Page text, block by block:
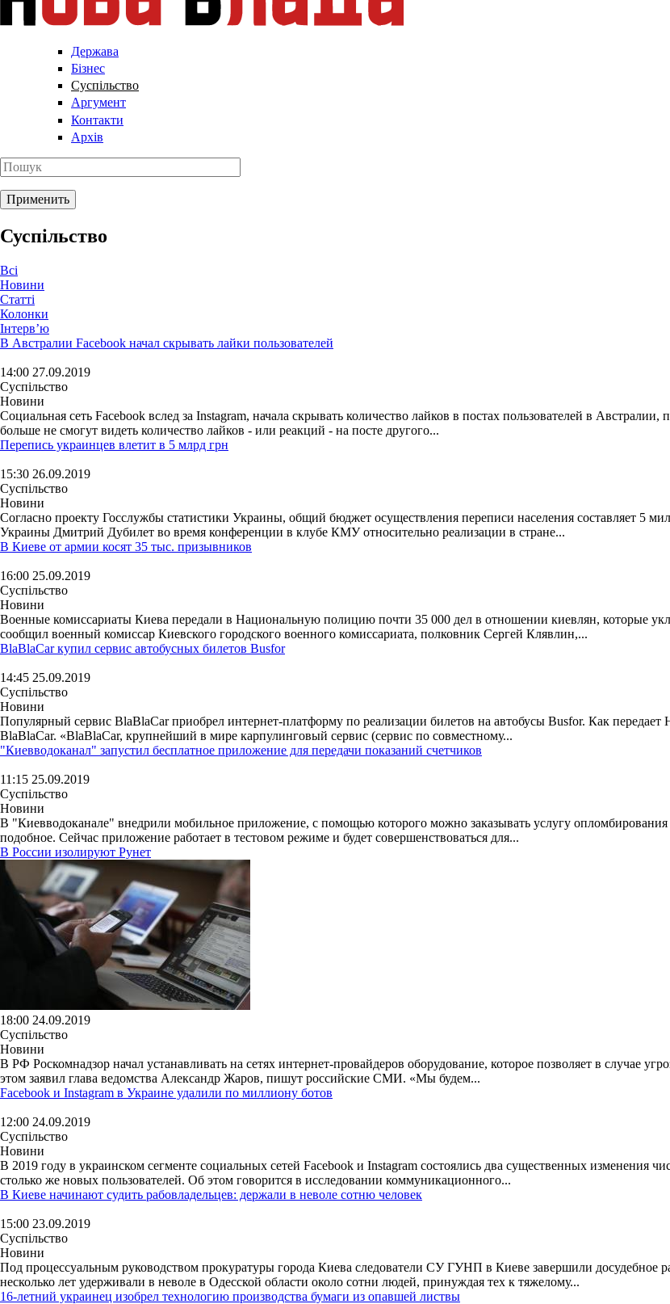
Держава
Бізнес
Суспільство
Аргумент
Контакти
Архів
Суспільство
Всі
Новини
Статті
Колонки
Інтерв’ю
В Австралии Facebook начал скрывать лайки пользователей
14:00 27.09.2019
Суспільство
Новини
Социальная сеть Facebook вслед за Instagram, начала скрывать количество лайков в постах пользователей в
больше не смогут видеть количество лайков - или реакций - на посте другого...
Перепись украинцев влетит в 5 млрд грн
15:30 26.09.2019
Суспільство
Новини
Согласно проекту Госслужбы статистики Украины, общий бюджет осуществления переписи населения составляет 5
Украины Дмитрий Дубилет во время конференции в клубе КМУ относительно реализации в стране...
В Киеве от армии косят 35 тыс. призывников
16:00 25.09.2019
Суспільство
Новини
Военные комиссариаты Киева передали в Национальную полицию почти 35 000 дел в отношении киевлян, которые
сообщил военный комиссар Киевского городского военного комиссариата, полковник Сергей Клявлин,...
BlaBlaCar купил сервис автобусных билетов Busfor
14:45 25.09.2019
Суспільство
Новини
Популярный сервис BlaBlaCar приобрел интернет-платформу по реализации билетов на автобусы Busfor. Как
BlaBlaCar. «BlaBlaCar, крупнейший в мире карпулинговый сервис (сервис по совместному...
"Киевводоканал" запустил бесплатное приложение для передачи показаний счетчиков
11:15 25.09.2019
Суспільство
Новини
В "Киевводоканале" внедрили мобильное приложение, с помощью которого можно заказывать услугу опломбирования
подобное. Сейчас приложение работает в тестовом режиме и будет совершенствоваться для...
В России изолируют Рунет
18:00 24.09.2019
Суспільство
Новини
В РФ Роскомнадзор начал устанавливать на сетях интернет-провайдеров оборудование, которое позволяет в случае
этом заявил глава ведомства Александр Жаров, пишут российские СМИ. «Мы будем...
Facebook и Instagram в Украине удалили по миллиону ботов
12:00 24.09.2019
Суспільство
Новини
В 2019 году в украинском сегменте социальных сетей Facebook и Instagram состоялись два существенных изменения
столько же новых пользователей. Об этом говорится в исследовании коммуникационного...
В Киеве начинают судить рабовладельцев: держали в неволе сотню человек
15:00 23.09.2019
Суспільство
Новини
Под процессуальным руководством прокуратуры города Киева следователи СУ ГУНП в Киеве завершили досудебное
несколько лет удерживали в неволе в Одесской области около сотни людей, принуждая тех к тяжелому...
16-летний украинец изобрел технологию производства бумаги из опавшей листвы